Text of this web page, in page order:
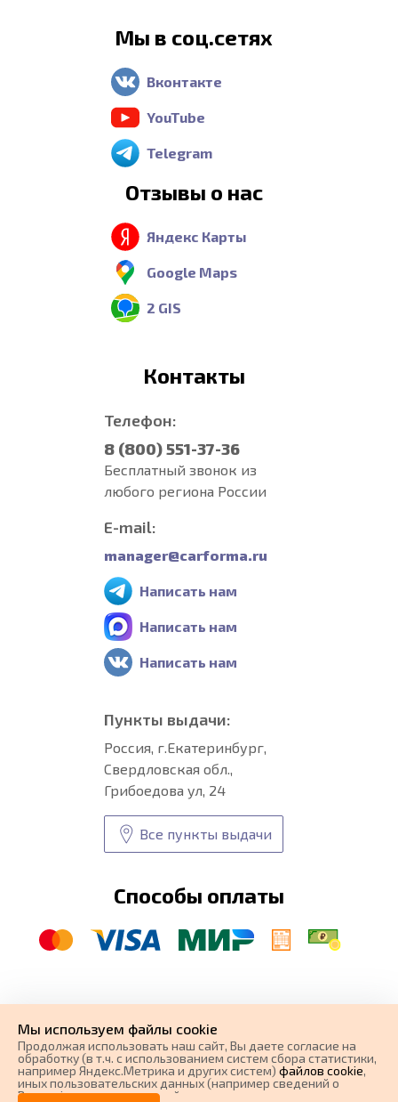
Мы в соц.сетях
Вконтакте
YouTube
Telegram
Отзывы о нас
Яндекс Карты
Google Maps
2 GIS
Контакты
Телефон:
8 (800) 551-37-36
Бесплатный звонок из
любого региона России
E-mail:
manager@carforma.ru
Написать нам
Написать нам
Написать нам
Пункты выдачи:
Россия, г.Екатеринбург,
Свердловская обл.,
Грибоедова ул, 24
Все пункты выдачи
Способы оплаты
автоковрики
разработка и
поисковое продвижение сайта
Мы используем файлы cookie
Продолжая использовать наш cайт, Вы даете согласие на
обработку (в т.ч. с использованием систем сбора статистики,
например Яндекс.Метрика и других систем) файлов cookie,
иных пользовательских данных (например сведений о
Вашем ip-адресе, сведений о местоположении, типе